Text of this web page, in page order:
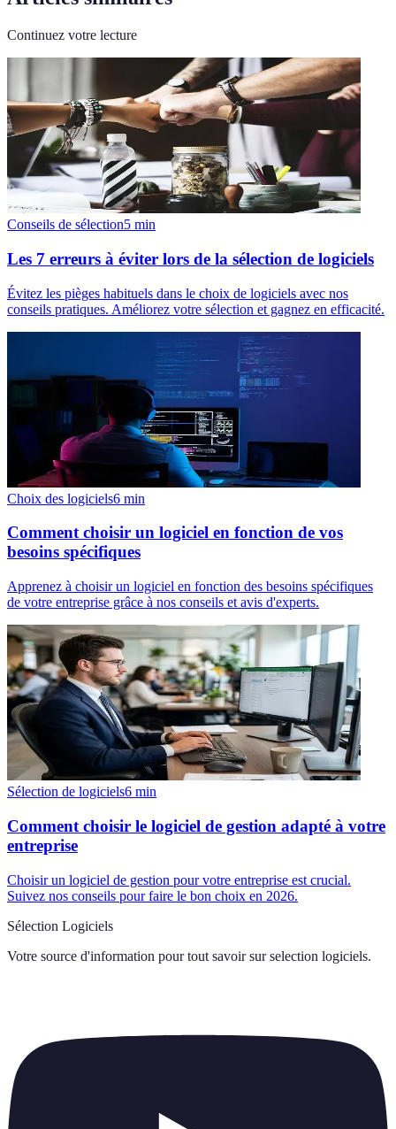
Continuez votre lecture
Conseils de sélection5 min
Les 7 erreurs à éviter lors de la sélection de logiciels
Évitez les pièges habituels dans le choix de logiciels avec nos
conseils pratiques. Améliorez votre sélection et gagnez en efficacité.
Choix des logiciels6 min
Comment choisir un logiciel en fonction de vos
besoins spécifiques
Apprenez à choisir un logiciel en fonction des besoins spécifiques
de votre entreprise grâce à nos conseils et avis d'experts.
Sélection de logiciels6 min
Comment choisir le logiciel de gestion adapté à votre
entreprise
Choisir un logiciel de gestion pour votre entreprise est crucial.
Suivez nos conseils pour faire le bon choix en 2026.
Sélection Logiciels
Votre source d'information pour tout savoir sur selection logiciels.